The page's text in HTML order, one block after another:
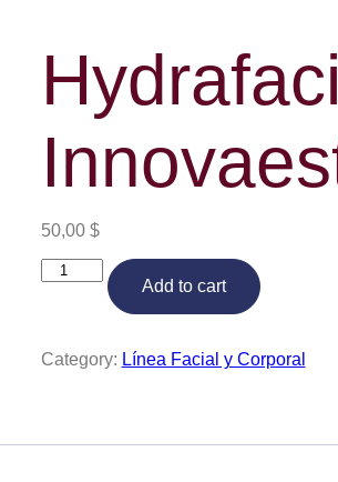
50,00 $
Hydrafacial
-
Innovaesthetic
Add to cart
Category: Línea Facial y Corporal